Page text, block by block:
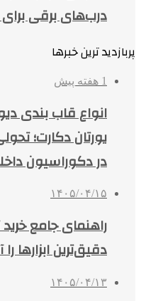
درب‌های برقی
پربازدید ترین خبرها
1 هفته پیش
انواع قاب بندی
یورتان دکارت؛
در دکوراسیون
۱۴۰۵/۰۴/۱۵
راهنمای جامع
دقیق‌ترین ابزارها را
۱۴۰۵/۰۴/۱۳